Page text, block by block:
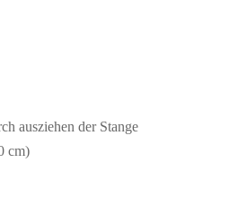
ausziehen der Stange
cm)